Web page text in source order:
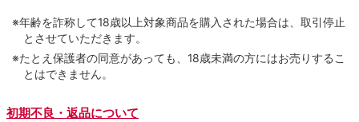
※年齢を詐称して18歳以上対象商品を購入された場合は、取引停止
とさせていただきます。
※たとえ保護者の同意があっても、18歳未満の方にはお売りするこ
とはできません。
初期不良・返品について